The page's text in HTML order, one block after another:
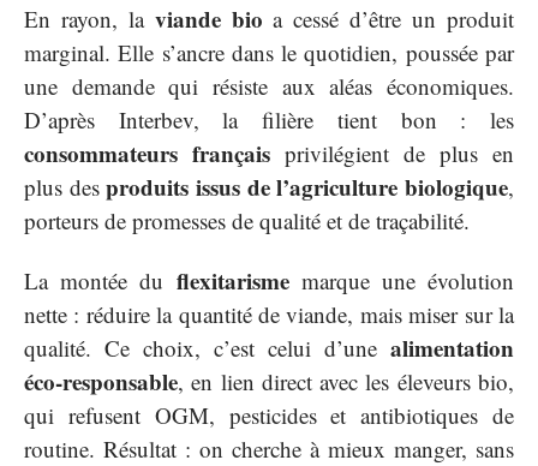
En rayon, la viande bio a cessé d’être un produit
marginal. Elle s’ancre dans le quotidien, poussée par
une demande qui résiste aux aléas économiques.
D’après Interbev, la filière tient bon : les
consommateurs français privilégient de plus en
plus desproduits issus de l’agriculture biologique,
porteurs de promesses de qualité et de traçabilité.
La montée du flexitarismemarque une évolution
nette : réduire la quantité de viande, mais miser sur la
qualité. Ce choix, c’est celui d’une alimentation
éco-responsable, en lien direct avec les éleveurs bio,
qui refusent OGM, pesticides et antibiotiques de
routine. Résultat : on cherche à mieux manger, sans